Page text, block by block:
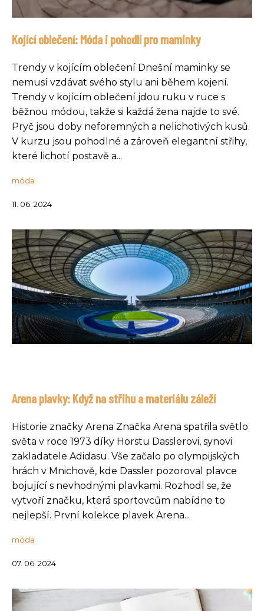
Kojící oblečení: Móda i pohodlí pro maminky
Trendy v kojícím oblečení Dnešní maminky se
nemusí vzdávat svého stylu ani během kojení.
Trendy v kojícím oblečení jdou ruku v ruce s
běžnou módou, takže si každá žena najde to své.
Pryč jsou doby neforemných a nelichotivých kusů.
V kurzu jsou pohodlné a zároveň elegantní střihy,
které lichotí postavě a...
móda
11. 06. 2024
Arena plavky: Když na střihu a materiálu záleží
Historie značky Arena Značka Arena spatřila světlo
světa v roce 1973 díky Horstu Dasslerovi, synovi
zakladatele Adidasu. Vše začalo po olympijských
hrách v Mnichově, kde Dassler pozoroval plavce
bojující s nevhodnými plavkami. Rozhodl se, že
vytvoří značku, která sportovcům nabídne to
nejlepší. První kolekce plavek Arena...
móda
07. 06. 2024